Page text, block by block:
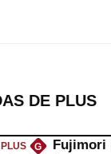
DE PLUS
PLUS G
Fujimori